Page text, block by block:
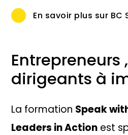
En savoir plus sur BC
Entrepreneurs
dirigeants à
La formation Speak
Leaders in Action est